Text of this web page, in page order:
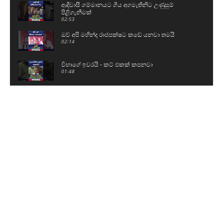
ආදිවාසී ගම්මානයට ගිය අගමැතිනිට උණුසුම්
පිළිගැනීමක්
02:53
ඔව් අපි මහින්ද රාජපක්ෂට කඩේ යනවා තමයි
02:14
විභාගේ ඉවරයි - කට් එකක් කපනවා
01:48